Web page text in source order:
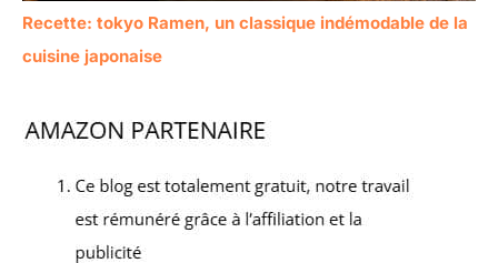
Recette: tokyo Ramen, un classique indémodable de la
cuisine japonaise